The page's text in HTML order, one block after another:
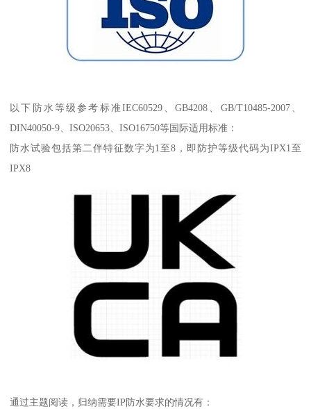
以下防水等级参考标准IEC60529、GB4208、GB/T10485-2007、
DIN40050-9、ISO20653、ISO16750等国际适用标准：
防水试验包括第二伴特征数字为1至8，即防护等级代码为IPX1至
IPX8
通过主题阅读，归纳需要IP防水要求的情况有：